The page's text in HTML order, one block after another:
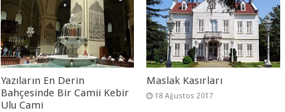
Yazıların En Derin
Bahçesinde Bir Camii Kebir
Ulu Cami
Maslak Kasırları
18 Ağustos 2017